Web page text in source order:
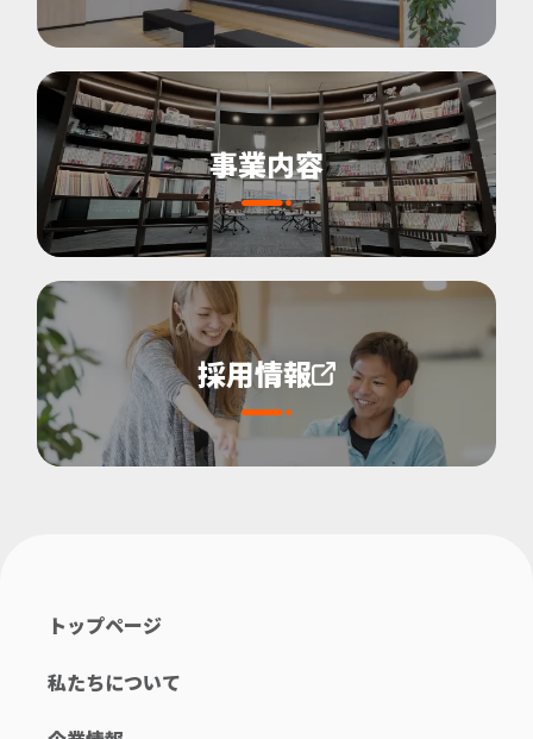
事業内容
採用情報
トップページ
私たちについて